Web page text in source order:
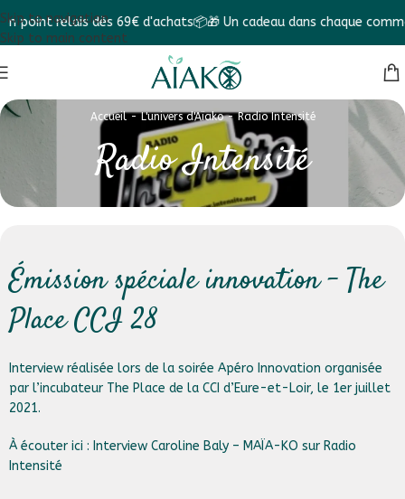
Skip to navigation
Skip to main content
relais dès 69€ d'achats📦🎁 Un cadeau dans chaque
Accueil-L'univers d'Aïako-Radio Intensité
Radio Intensité
Émission spéciale innovation – The
Place CCI 28
Interview réalisée lors de la soirée Apéro Innovation organisée
par l’incubateur The Place de la CCI d’Eure-et-Loir, le 1er juillet
2021.
À écouter ici : Interview Caroline Baly – MAÏA-KO sur Radio
Intensité